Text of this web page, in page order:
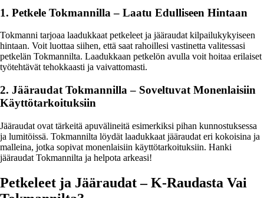
1. Petkele Tokmannilla – Laatu Edulliseen Hintaan
Tokmanni tarjoaa laadukkaat petkeleet ja jääraudat kilpailukykyiseen
hintaan. Voit luottaa siihen, että saat rahoillesi vastinetta valitessasi
petkelän Tokmannilta. Laadukkaan petkelön avulla voit hoitaa erilaiset
työtehtävät tehokkaasti ja vaivattomasti.
2. Jääraudat Tokmannilla – Soveltuvat Monenlaisiin
Käyttötarkoituksiin
Jääraudat ovat tärkeitä apuvälineitä esimerkiksi pihan kunnostuksessa
ja lumitöissä. Tokmannilta löydät laadukkaat jääraudat eri kokoisina ja
malleina, jotka sopivat monenlaisiin käyttötarkoituksiin. Hanki
jääraudat Tokmannilta ja helpota arkeasi!
Petkeleet ja Jääraudat – K-Raudasta Vai